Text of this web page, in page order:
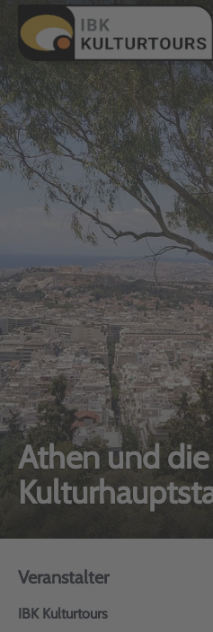
Athen und
Veranstalter
IBK Kulturtours